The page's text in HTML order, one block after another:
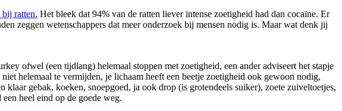
bij ratten. Het bleek dat 94% van de ratten liever intense zoetigheid had dan cocaïne. Er
zeggen wetenschappers dat meer onderzoek bij mensen nodig is. Maar wat denk jij
ofwel (een tijdlang) helemaal stoppen met zoetigheid, een ander adviseert het stapje
helemaal te vermijden, je lichaam heeft een beetje zoetigheid ook gewoon nodig,
gebak, koeken, snoepgoed, ja ook drop (is grotendeels suiker), zoete zuiveltoetjes,
heel eind op de goede weg.